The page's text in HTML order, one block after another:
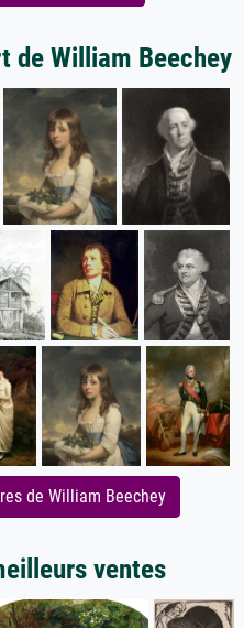
de William Beechey
de William Beechey
ventes